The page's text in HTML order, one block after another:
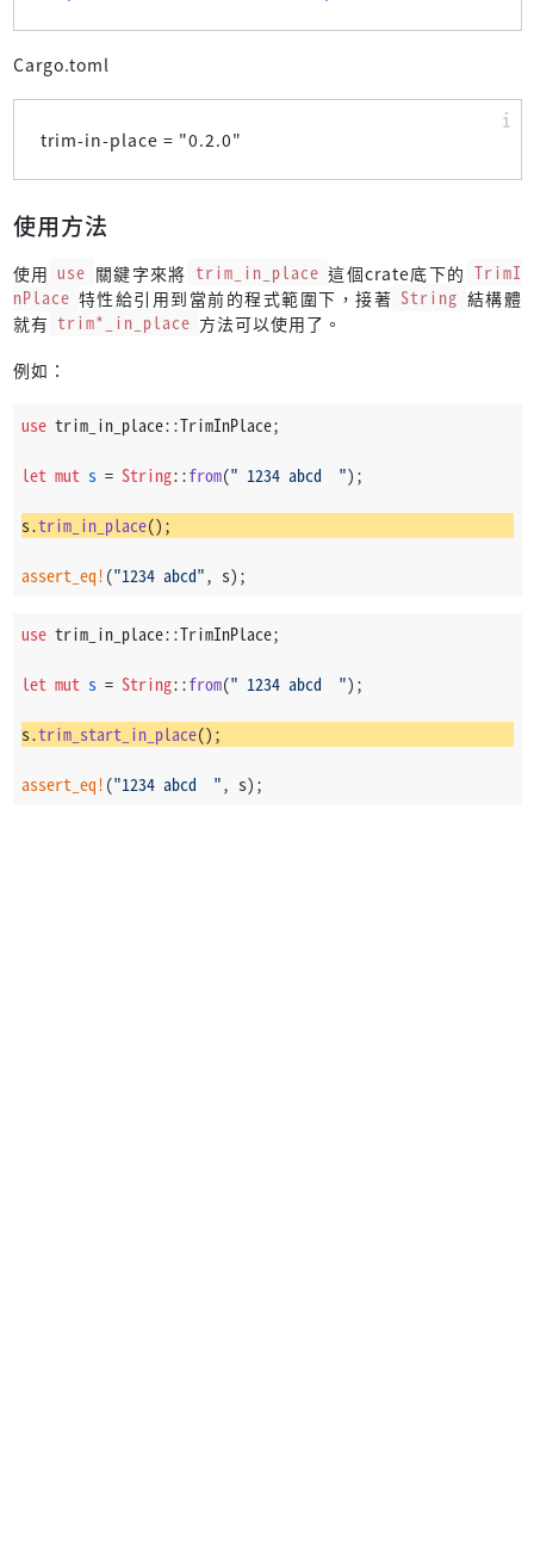
Cargo.toml
trim-in-place = "0.2.0"
使用方法
使用 use 關鍵字來將 trim_in_place 這個crate底下的 TrimI
nPlace 特性給引用到當前的程式範圍下，接著 String 結構體
就有 trim*_in_place 方法可以使用了。
例如：
use trim_in_place::TrimInPlace;
let mut s = String::from(" 1234 abcd  ");
s.trim_in_place();
assert_eq! ("1234 abcd", s);
use trim_in_place::TrimInPlace;
let mut s = String::from(" 1234 abcd  ");
s.trim_start_in_place();
assert_eq! ("1234 abcd  ", s);